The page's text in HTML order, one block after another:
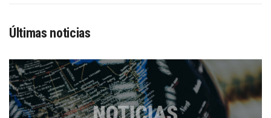
Últimas noticias